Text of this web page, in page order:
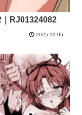
RJ01324082
2025.12.05